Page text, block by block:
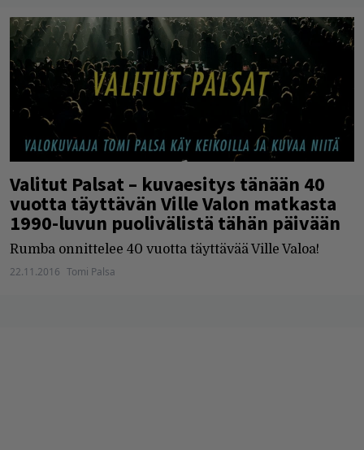
Valitut Palsat – kuvaesitys tänään 40
vuotta täyttävän Ville Valon matkasta
1990-luvun puolivälistä tähän päivään
Rumba onnittelee 40 vuotta täyttävää Ville Valoa!
22.11.2016 Tomi Palsa